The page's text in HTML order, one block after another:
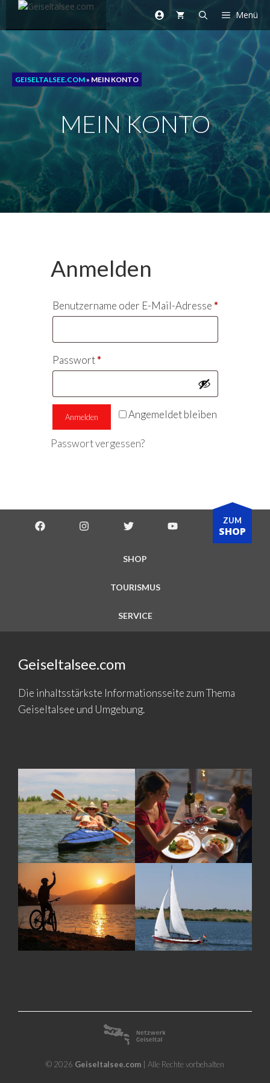
Zum
springen
Menü
GEISELTALSEE.COM» MEIN KONTO
MEIN KONTO
Anmelden
Benutzername oder E-Mail-Adresse *
Passwort*Erforderlich
Angemeldet bleiben
Anmelden
Passwort vergessen?
SHOP
TOURISMUS
SERVICE
ZUM
SHOP
Geiseltalsee.com
Die inhaltsstärkste Informationsseite zum Thema
Geiseltalsee und Umgebung.
© 2026 Geiseltalsee.com | Alle Rechte vorbehalten